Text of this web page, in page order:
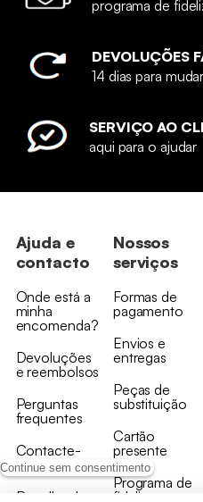
Continue sem consentimento
programa de
DEVOLUÇÕES
14 dias para
SERVIÇO AO
aqui para o ajudar
Ajuda e
contacto
Onde está a
minha
encomenda?
Devoluções
e reembolsos
Perguntas
frequentes
Contacte-
nos
Recolha de
Nossos
serviços
Formas de
pagamento
Envios e
entregas
Peças de
substituição
Cartão
presente
Programa de
fidelizaçao